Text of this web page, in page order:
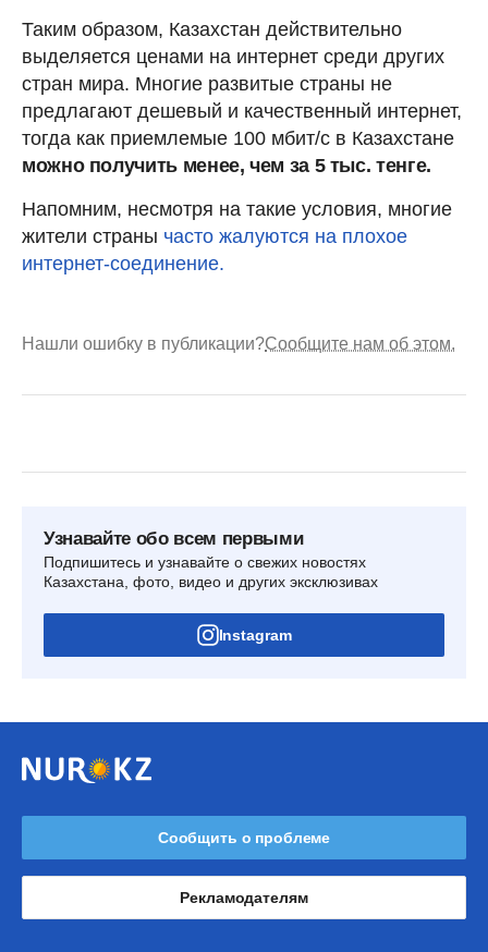
Таким образом, Казахстан действительно
выделяется ценами на интернет среди других
стран мира. Многие развитые страны не
предлагают дешевый и качественный интернет,
тогда как приемлемые 100 мбит/с в Казахстане
можно получить менее, чем за 5 тыс. тенге.
Напомним, несмотря на такие условия, многие
жители страны часто жалуются на плохое
интернет-соединение.
Нашли ошибку в публикации?Сообщите нам об этом.
Узнавайте обо всем первыми
Подпишитесь и узнавайте о свежих новостях
Казахстана, фото, видео и других эксклюзивах
Instagram
Сообщить о проблеме
Рекламодателям